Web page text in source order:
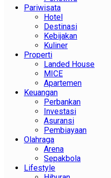
Pariwisata
Hotel
Destinasi
Kebijakan
Kuliner
Properti
Landed House
MICE
Apartemen
Keuangan
Perbankan
Investasi
Asuransi
Pembiayaan
Olahraga
Arena
Sepakbola
Lifestyle